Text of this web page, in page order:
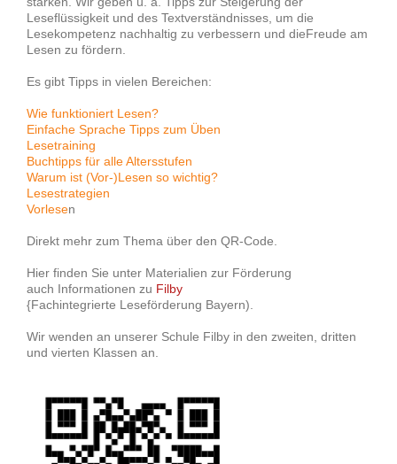
Leseflüssigkeit und des Textverständnisses, um die
Lesekompetenz nachhaltig zu verbessern und dieFreude am
Lesen zu fördern.
Es gibt Tipps in vielen Bereichen:
Wie funktioniert Lesen?
Einfache Sprache Tipps zum Üben
Lesetraining
Buchtipps für alle Altersstufen
Warum ist (Vor-)Lesen so wichtig?
Lesestrategien
Vorlesen
Direkt mehr zum Thema über den QR-Code.
Hier finden Sie unter Materialien zur Förderung
auch Informationen zu Filby
{Fachintegrierte Leseförderung Bayern).
Wir wenden an unserer Schule Filby in den zweiten, dritten
und vierten Klassen an.